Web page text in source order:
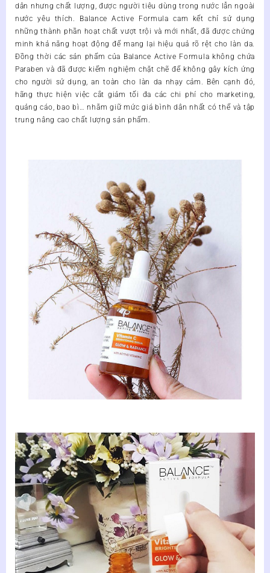
dân nhưng chất lượng, được người tiêu dùng trong nước lẫn ngoài
nước yêu thích. Balance Active Formulacam kết chỉ sử dụng
những thành phần hoạt chất vượt trội và mới nhất, đã được chứng
minh khả năng hoạt động để mang lại hiệu quả rõ rệt cho làn da.
Đồng thời các sản phẩm của Balance Active Formula không chứa
Paraben và đã được kiểm nghiệm chặt chẽ để không gây kích ứng
cho người sử dụng, an toàn cho làn da nhạy cảm. Bên cạnh đó,
hãng thực hiện việc cắt giảm tối đa các chi phí cho marketing,
quảng cáo, bao bì… nhằm giữ mức giá bình dân nhất có thể và tập
trung nâng cao chất lượng sản phẩm.